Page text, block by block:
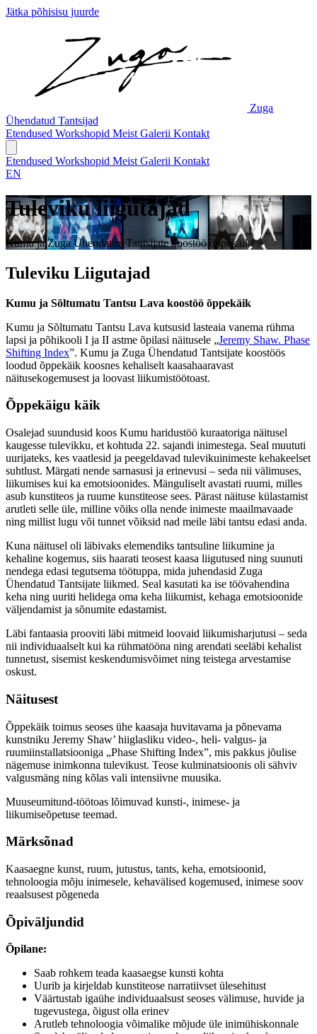
Jätka põhisisu juurde
Zuga
Ühendatud Tantsijad
Etendused Workshopid Meist Galerii Kontakt
Etendused Workshopid Meist Galerii Kontakt
EN
Tuleviku liigutajad
Kumu ja Zuga Ühendatud Tantsijate koostöö õppekäik
Tuleviku Liigutajad
Kumu ja Sõltumatu Tantsu Lava koostöö õppekäik
Kumu ja Sõltumatu Tantsu Lava kutsusid lasteaia vanema rühma
lapsi ja põhikooli I ja II astme õpilasi näitusele „Jeremy Shaw. Phase
Shifting Index”. Kumu ja Zuga Ühendatud Tantsijate koostöös
loodud õppekäik koosnes kehaliselt kaasahaaravast
näitusekogemusest ja loovast liikumistöötoast.
Õppekäigu käik
Osalejad suundusid koos Kumu haridustöö kuraatoriga näitusel
kaugesse tulevikku, et kohtuda 22. sajandi inimestega. Seal muututi
uurijateks, kes vaatlesid ja peegeldavad tulevikuinimeste kehakeelset
suhtlust. Märgati nende sarnasusi ja erinevusi – seda nii välimuses,
liikumises kui ka emotsioonides. Mänguliselt avastati ruumi, milles
asub kunstiteos ja ruume kunstiteose sees. Pärast näituse külastamist
arutleti selle üle, milline võiks olla nende inimeste maailmavaade
ning millist lugu või tunnet võiksid nad meile läbi tantsu edasi anda.
Kuna näitusel oli läbivaks elemendiks tantsuline liikumine ja
kehaline kogemus, siis haarati teosest kaasa liigutused ning suunuti
nendega edasi tegutsema töötuppa, mida juhendasid Zuga
Ühendatud Tantsijate liikmed. Seal kasutati ka ise töövahendina
keha ning uuriti helidega oma keha liikumist, kehaga emotsioonide
väljendamist ja sõnumite edastamist.
Läbi fantaasia prooviti läbi mitmeid loovaid liikumisharjutusi – seda
nii individuaalselt kui ka rühmatööna ning arendati seeläbi kehalist
tunnetust, sisemist keskendumisvõimet ning teistega arvestamise
oskust.
Näitusest
Õppekäik toimus seoses ühe kaasaja huvitavama ja põnevama
kunstniku Jeremy Shaw’ hiiglasliku video-, heli- valgus- ja
ruumiinstallatsiooniga „Phase Shifting Index”, mis pakkus jõulise
nägemuse inimkonna tulevikust. Teose kulminatsioonis oli sähviv
valgusmäng ning kõlas vali intensiivne muusika.
Muuseumitund-töötoas lõimuvad kunsti-, inimese- ja
liikumiseõpetuse teemad.
Märksõnad
Kaasaegne kunst, ruum, jutustus, tants, keha, emotsioonid,
tehnoloogia mõju inimesele, kehavälised kogemused, inimese soov
reaalsusest põgeneda
Õpiväljundid
Õpilane:
Saab rohkem teada kaasaegse kunsti kohta
Uurib ja kirjeldab kunstiteose narratiivset ülesehitust
Väärtustab igaühe individuaalsust seoses välimuse, huvide ja
tugevustega, õigust olla erinev
Arutleb tehnoloogia võimalike mõjude üle inimühiskonnale